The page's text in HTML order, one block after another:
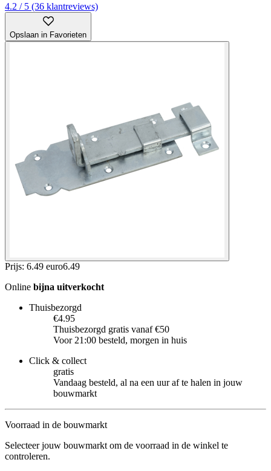
4.2 / 5 (36 klantreviews)
Opslaan in Favorieten
Prijs: 6.49 euro6.49
Online bijna uitverkocht
Thuisbezorgd
€4.95
Thuisbezorgd gratis vanaf €50
Voor 21:00 besteld, morgen in huis
Click & collect
gratis
Vandaag besteld, al na een uur af te halen in jouw
bouwmarkt
Voorraad in de bouwmarkt
Selecteer jouw bouwmarkt om de voorraad in de winkel te
controleren.